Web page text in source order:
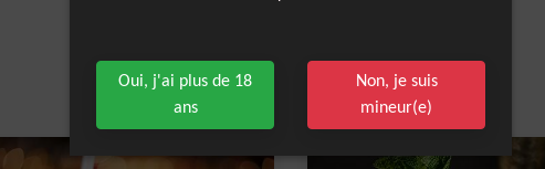
Les cocktails similaires
Oui, j'ai plus de 18
ans
Non, je suis
mineur(e)